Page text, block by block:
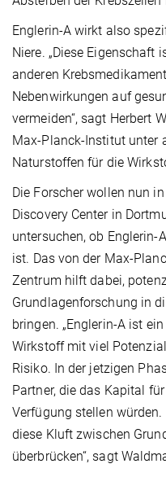
Englerin-A wirkt also
Niere. „Diese Eigenschaft
anderen
Nebenwirkungen auf
vermeiden“, sagt Herbert
Max-Planck-Institut unter
Naturstoffen für die
Die Forscher wollen nun
Discovery Center in
untersuchen, ob Englerin-
ist. Das von der Max-
Zentrum hilft dabei,
Grundlagenforschung in
bringen. „Englerin-A ist
Wirkstoff mit viel
Risiko. In der jetzigen
Partner, die das Kapital
Verfügung stellen würden.
diese Kluft zwischen
überbrücken“, sagt